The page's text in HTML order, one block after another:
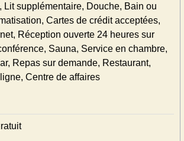
Lit supplémentaire, Douche, Bain ou
Cartes de crédit acceptées,
Réception ouverte 24 heures sur
Sauna, Service en chambre,
Repas sur demande, Restaurant,
Centre de affaires